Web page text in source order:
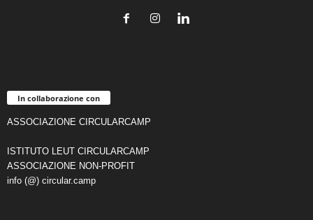
In collaborazione con
ASSOCIAZIONE CIRCULARCAMP
ISTITUTO LEUT CIRCULARCAMP
ASSOCIAZIONE NON-PROFIT
info (@) circular.camp